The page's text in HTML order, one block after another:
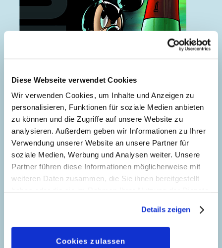
Diese Webseite verwendet Cookies
Wir verwenden Cookies, um Inhalte und Anzeigen zu
personalisieren, Funktionen für soziale Medien anbieten
zu können und die Zugriffe auf unsere Website zu
analysieren. Außerdem geben wir Informationen zu Ihrer
Verwendung unserer Website an unsere Partner für
soziale Medien, Werbung und Analysen weiter. Unsere
Partner führen diese Informationen möglicherweise mit
weiteren Daten zusammen, die Sie ihnen bereitgestellt
geben, können Sie diese jederzeit in der
Datenschutzerklärungwieder widerrufen.
Details zeigen
Cookies zulassen